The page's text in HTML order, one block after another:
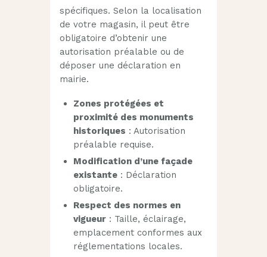
spécifiques. Selon la localisation
de votre magasin, il peut être
obligatoire d’obtenir une
autorisation préalable ou de
déposer une déclaration en
mairie.
Zones protégées et
proximité des monuments
historiques : Autorisation
préalable requise.
Modification d’une façade
existante: Déclaration
obligatoire.
Respect des normes en
vigueur: Taille, éclairage,
emplacement conformes aux
réglementations locales.